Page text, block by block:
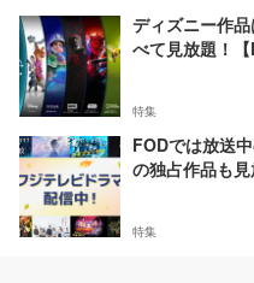
ディズニー作
べて見放題！【
特集
FODでは放送
の独占作品も見
特集